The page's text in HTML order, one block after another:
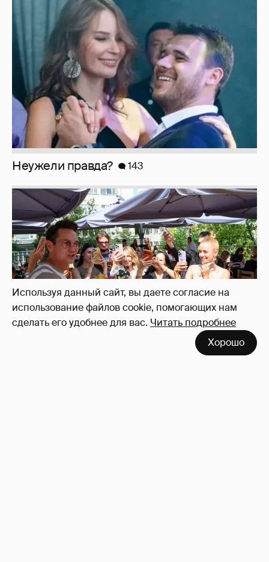
Используя данный сайт, вы даете согласие на
использование файлов cookie, помогающих нам
сделать его удобнее для вас. Читать подробнее
Хорошо
Неужели правда? 143